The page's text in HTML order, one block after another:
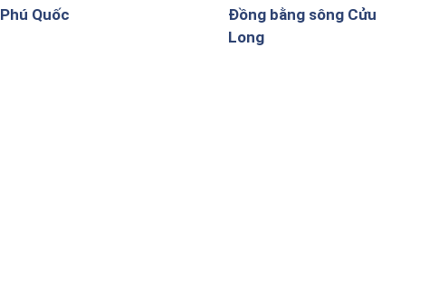
Phú Quốc
Đồng bằng sông Cửu
Long